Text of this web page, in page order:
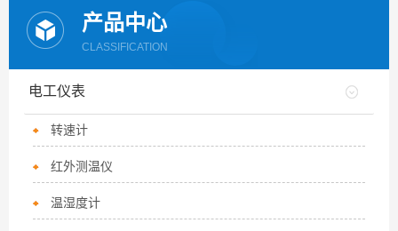
产品中心
CLASSIFICATION
电工仪表
转速计
红外测温仪
温湿度计